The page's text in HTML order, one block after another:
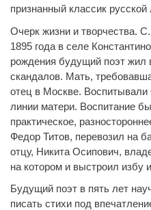
признанный классик русской
Очерк жизни и творчества.
1895 года в селе
рождения будущий поэт жил
скандалов. Мать,
отец в Москве.
линии матери. Воспитание
практическое,
Федор Титов, перевозил на
отцу, Никита Осипович,
на котором и выстроил избу
Будущий поэт в пять лет
писать стихи под